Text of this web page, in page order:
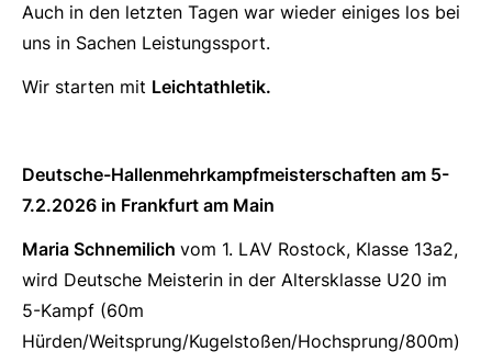
Auch in den letzten Tagen war wieder einiges los bei
uns in Sachen Leistungssport.
Wir starten mit Leichtathletik.
Deutsche-Hallenmehrkampfmeisterschaften am 5-
7.2.2026 in Frankfurt am Main
Maria Schnemilich vom 1. LAV Rostock, Klasse 13a2,
wird Deutsche Meisterin in der Altersklasse U20 im
5-Kampf (60m
Hürden/Weitsprung/Kugelstoßen/Hochsprung/800m)